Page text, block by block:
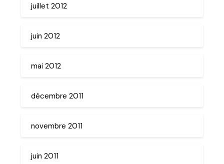
juillet 2012
juin 2012
mai 2012
décembre 2011
novembre 2011
juin 2011